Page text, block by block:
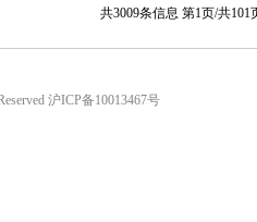
共3009条信息 第1页/共
沪ICP备10013467号